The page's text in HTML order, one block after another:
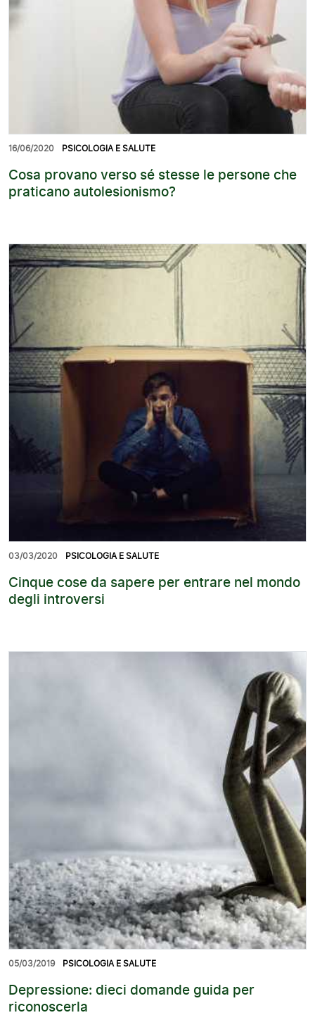
16/06/2020 PSICOLOGIA E SALUTE
Cosa provano verso sé stesse le persone che
praticano autolesionismo?
03/03/2020 PSICOLOGIA E SALUTE
Cinque cose da sapere per entrare nel mondo
degli introversi
05/03/2019 PSICOLOGIA E SALUTE
Depressione: dieci domande guida per
riconoscerla